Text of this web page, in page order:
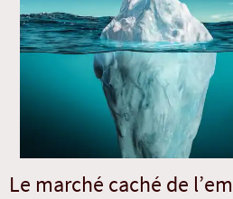
Le marché caché de